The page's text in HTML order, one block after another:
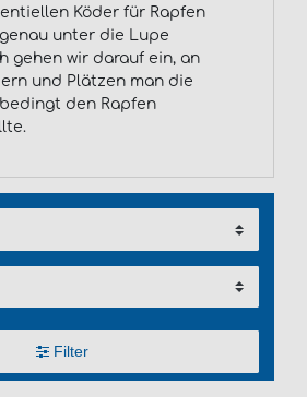
Köder für Rapfen
unter die Lupe
gehen wir darauf ein, an
und Plätzen man die
den Rapfen
Filter